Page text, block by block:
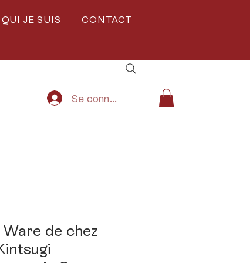
QUI JE SUIS
CONTACT
Se connecter
de chez